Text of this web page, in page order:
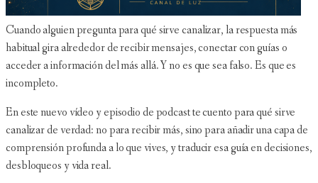
Cuando alguien pregunta para qué sirve canalizar, la respuesta más
habitual gira alrededor de recibir mensajes, conectar con guías o
acceder a información del más allá. Y no es que sea falso. Es que es
incompleto.
En este nuevo vídeo y episodio de podcast te cuento para qué sirve
canalizar de verdad: no para recibir más, sino para añadir una capa de
comprensión profunda a lo que vives, y traducir esa guía en decisiones,
desbloqueos y vida real.